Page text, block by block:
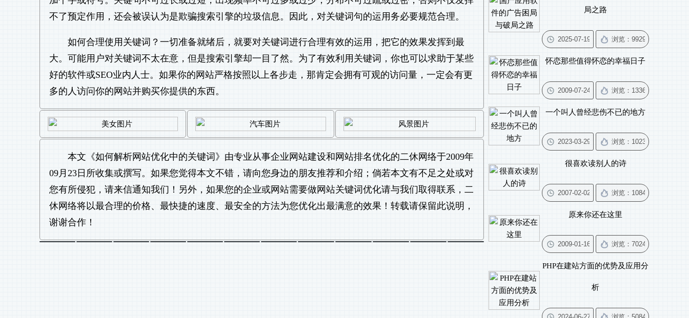
不了预定作用，还会被误认为是欺骗搜索引擎的垃圾信息。因此，对关键词句的运用务必要规范合理。
如何合理使用关键词？一切准备就绪后，就要对关键词进行合理有效的运用，把它的效果发挥到最
大。可能用户对关键词不太在意，但是搜索引擎却一目了然。为了有效利用关键词，你也可以求助于某些
好的软件或SEO业内人士。如果你的网站严格按照以上各步走，那肯定会拥有可观的访问量，一定会有更
多的人访问你的网站并购买你提供的东西。
本文《如何解析网站优化中的关键词 》由专业从事企业网站建设和 网站排名优化的二休网络于2009年
09月23日所收集或撰写。如果您觉得本文不错，请向您身边的朋友推荐和介绍；倘若本文有不足之处或对
您有所侵犯，请来信通知我们！另外，如果您的企业或网站需要做 网站关键词优化请与我们取得联系，二
休网络将以最合理的价格、最快捷的速度、最安全的方法为您优化出最满意的效果！转载请保留此说明，
谢谢合作！
局之路
怀恋那些值得怀恋的幸福日子
一个叫人曾经悲伤不已的地方
很喜欢读别人的诗
原来你还在这里
PHP在建站方面的优势及应用分
析